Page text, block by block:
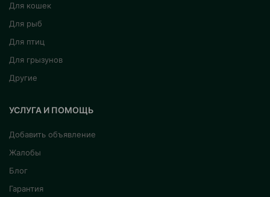
Для кошек
Для рыб
Для птиц
Для грызунов
Другие
УСЛУГА И ПОМОЩЬ
Добавить объявление
Жалобы
Блог
Гарантия